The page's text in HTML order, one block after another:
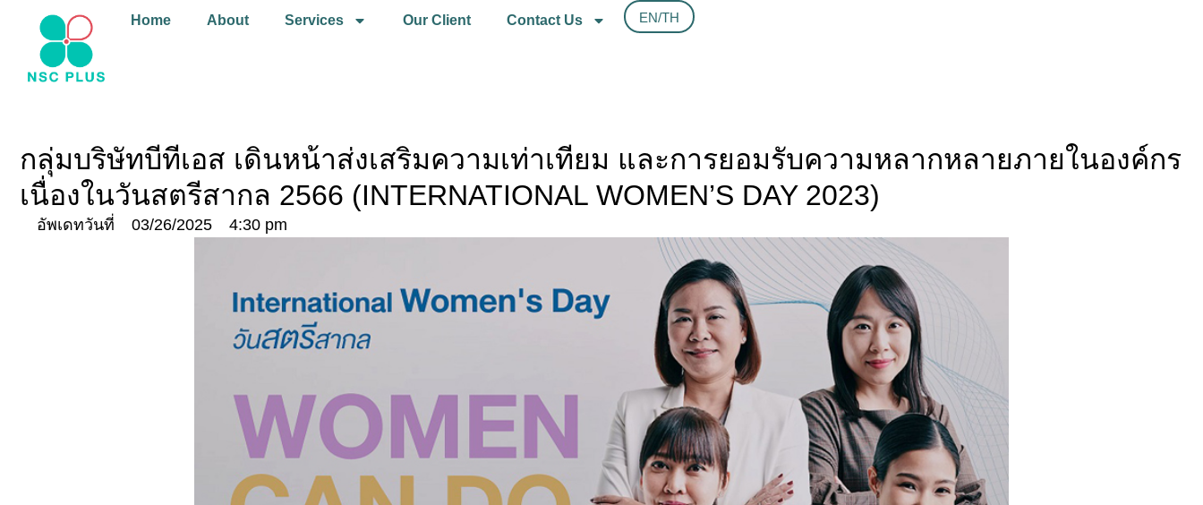
Home About Services Our Client Contact Us EN/TH
กลุ่มบริษัทบีทีเอส เดินหน้าส่งเสริมความเท่าเทียม และการยอมรับความหลากหลายภายในองค์กร
เนื่องในวันสตรีสากล 2566 (INTERNATIONAL WOMEN’S DAY 2023)
อัพเดทวันที่ 03/26/2025 4:30 pm